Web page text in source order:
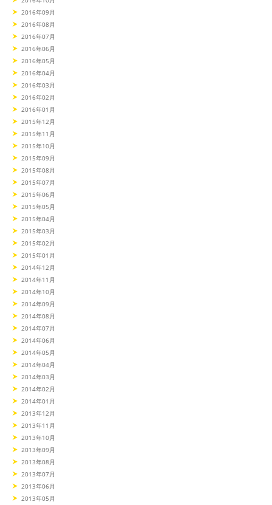
2016年09月
2016年08月
2016年07月
2016年06月
2016年05月
2016年04月
2016年03月
2016年02月
2016年01月
2015年12月
2015年11月
2015年10月
2015年09月
2015年08月
2015年07月
2015年06月
2015年05月
2015年04月
2015年03月
2015年02月
2015年01月
2014年12月
2014年11月
2014年10月
2014年09月
2014年08月
2014年07月
2014年06月
2014年05月
2014年04月
2014年03月
2014年02月
2014年01月
2013年12月
2013年11月
2013年10月
2013年09月
2013年08月
2013年07月
2013年06月
2013年05月